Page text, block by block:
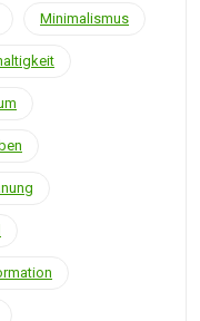
Minimalismus